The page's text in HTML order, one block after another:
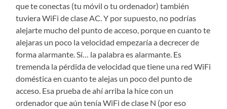
que te conectas (tu móvil o tu ordenador) también
tuviera WiFi de clase AC. Y por supuesto, no podrías
alejarte mucho del punto de acceso, porque en cuanto te
alejaras un poco la velocidad empezaría a decrecer de
forma alarmante. Sí… la palabra es alarmante. Es
tremenda la pérdida de velocidad que tiene una red WiFi
doméstica en cuanto te alejas un poco del punto de
acceso. Esa prueba de ahí arriba la hice con un
ordenador que aún tenía WiFi de clase N (por eso